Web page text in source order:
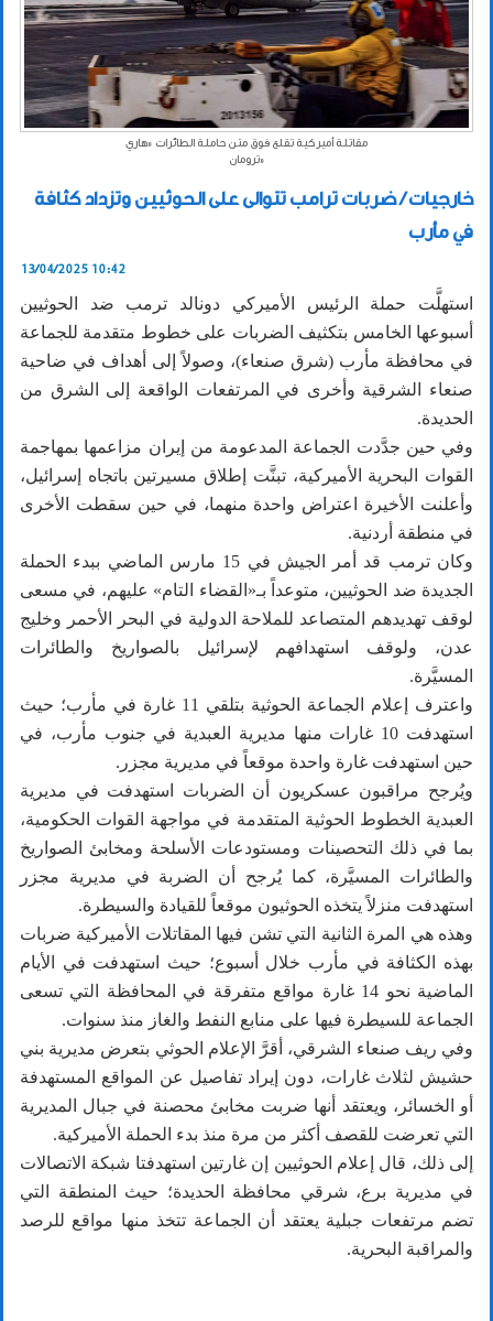
مقاتلة أميركية تقلع فوق متن حاملة الطائرات «هاري
ترومان»
خارجيات / ضربات ترامب تتوالى على الحوثيين وتزداد كثافة
في مأرب
13/04/2025 10:42
استهلَّت حملة الرئيس الأميركي دونالد ترمب ضد الحوثيين
أسبوعها الخامس بتكثيف الضربات على خطوط متقدمة للجماعة
في محافظة مأرب (شرق صنعاء)، وصولاً إلى أهداف في ضاحية
صنعاء الشرقية وأخرى في المرتفعات الواقعة إلى الشرق من
الحديدة.
وفي حين جدَّدت الجماعة المدعومة من إيران مزاعمها بمهاجمة
القوات البحرية الأميركية، تبنَّت إطلاق مسيرتين باتجاه إسرائيل،
وأعلنت الأخيرة اعتراض واحدة منهما، في حين سقطت الأخرى
في منطقة أردنية.
وكان ترمب قد أمر الجيش في 15 مارس الماضي ببدء الحملة
الجديدة ضد الحوثيين، متوعداً بـ«القضاء التام» عليهم، في مسعى
لوقف تهديدهم المتصاعد للملاحة الدولية في البحر الأحمر وخليج
عدن، ولوقف استهدافهم لإسرائيل بالصواريخ والطائرات
المسيَّرة.
واعترف إعلام الجماعة الحوثية بتلقي 11 غارة في مأرب؛ حيث
استهدفت 10 غارات منها مديرية العبدية في جنوب مأرب، في
حين استهدفت غارة واحدة موقعاً في مديرية مجزر.
ويُرجح مراقبون عسكريون أن الضربات استهدفت في مديرية
العبدية الخطوط الحوثية المتقدمة في مواجهة القوات الحكومية،
بما في ذلك التحصينات ومستودعات الأسلحة ومخابئ الصواريخ
والطائرات المسيَّرة، كما يُرجح أن الضربة في مديرية مجزر
استهدفت منزلاً يتخذه الحوثيون موقعاً للقيادة والسيطرة.
وهذه هي المرة الثانية التي تشن فيها المقاتلات الأميركية ضربات
بهذه الكثافة في مأرب خلال أسبوع؛ حيث استهدفت في الأيام
الماضية نحو 14 غارة مواقع متفرقة في المحافظة التي تسعى
الجماعة للسيطرة فيها على منابع النفط والغاز منذ سنوات.
وفي ريف صنعاء الشرقي، أقرَّ الإعلام الحوثي بتعرض مديرية بني
حشيش لثلاث غارات، دون إيراد تفاصيل عن المواقع المستهدفة
أو الخسائر، ويعتقد أنها ضربت مخابئ محصنة في جبال المديرية
التي تعرضت للقصف أكثر من مرة منذ بدء الحملة الأميركية.
إلى ذلك، قال إعلام الحوثيين إن غارتين استهدفتا شبكة الاتصالات
في مديرية برع، شرقي محافظة الحديدة؛ حيث المنطقة التي
تضم مرتفعات جبلية يعتقد أن الجماعة تتخذ منها مواقع للرصد
والمراقبة البحرية.